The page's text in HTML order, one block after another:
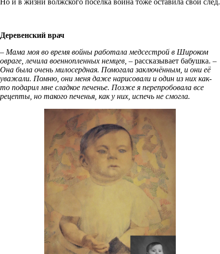
Но и в жизни волжского посёлка война тоже оставила свой след.
Деревенский врач
– Мама моя во время войны работала медсестрой в Широком
овраге, лечила военнопленных немцев, – рассказывает бабушка. –
Она была очень милосердная. Помогала заключённым, и они её
уважали. Помню, они меня даже нарисовали и один из них как-
то подарил мне сладкое печенье. Позже я перепробовала все
рецепты, но такого печенья, как у них, испечь не смогла.